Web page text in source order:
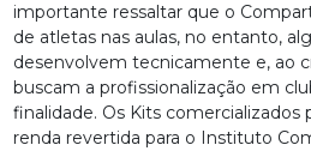
importante ressaltar que o
de atletas nas aulas, no entanto,
desenvolvem tecnicamente e, ao
buscam a profissionalização em
finalidade. Os Kits comercializados
renda revertida para o Instituto